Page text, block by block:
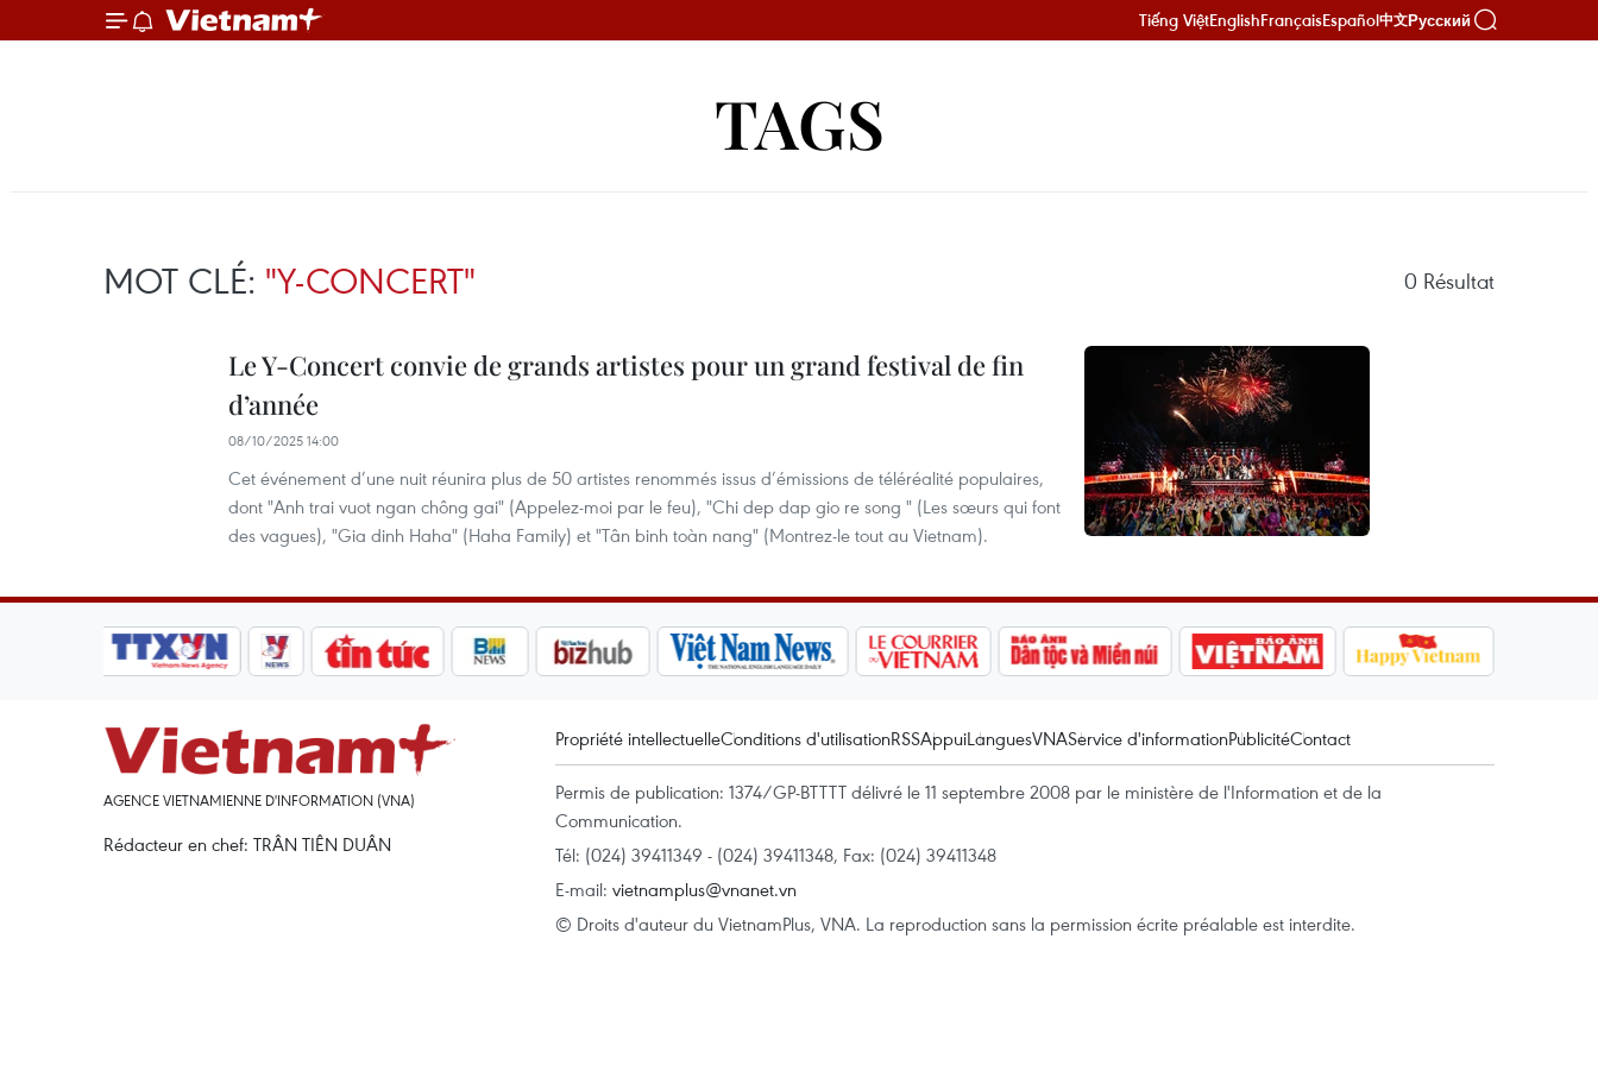
Tiếng ViệtEnglishFrançaisEspañol中文Русский
TAGS
MOT CLÉ: "Y-CONCERT" 0 Résultat
Le Y-Concert convie de grands artistes pour un grand festival de fin
d’année
08/10/2025 14:00
Cet événement d’une nuit réunira plus de 50 artistes renommés issus d’émissions de téléréalité populaires,
dont "Anh trai vuot ngan chông gai" (Appelez-moi par le feu), "Chi dep dap gio re song " (Les sœurs qui font
des vagues), "Gia dinh Haha" (Haha Family) et "Tân binh toàn nang" (Montrez-le tout au Vietnam).
AGENCE VIETNAMIENNE D'INFORMATION (VNA)
Rédacteur en chef: TRÂN TIÊN DUÂN
Propriété intellectuelleConditions d'utilisationRSSAppuiLanguesVNAService d'informationPublicitéContact
Permis de publication: 1374/GP-BTTTT délivré le 11 septembre 2008 par le ministère de l'Information et de la
Communication.
Tél: (024) 39411349 - (024) 39411348, Fax: (024) 39411348
E-mail: vietnamplus@vnanet.vn
© Droits d'auteur du VietnamPlus, VNA. La reproduction sans la permission écrite préalable est interdite.